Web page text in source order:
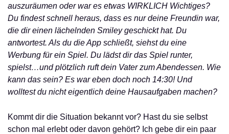
auszuräumen oder war es etwas WIRKLICH Wichtiges?
Du findest schnell heraus, dass es nur deine Freundin war,
die dir einen lächelnden Smiley geschickt hat. Du
antwortest. Als du die App schließt, siehst du eine
Werbung für ein Spiel. Du lädst dir das Spiel runter,
spielst…und plötzlich ruft dein Vater zum Abendessen. Wie
kann das sein? Es war eben doch noch 14:30! Und
wolltest du nicht eigentlich deine Hausaufgaben machen?
Kommt dir die Situation bekannt vor? Hast du sie selbst
schon mal erlebt oder davon gehört? Ich gebe dir ein paar